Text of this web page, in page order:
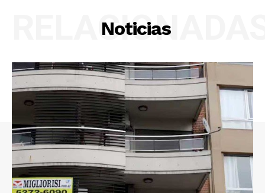
Noticias